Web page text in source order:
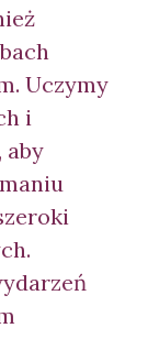
Uczymy
i
aby